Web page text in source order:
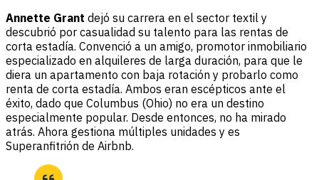
Annette Grant dejó su carrera en el sector textil y
descubrió por casualidad su talento para las rentas de
corta estadía. Convenció a un amigo, promotor inmobiliario
especializado en alquileres de larga duración, para que le
diera un apartamento con baja rotación y probarlo como
renta de corta estadía. Ambos eran escépticos ante el
éxito, dado que Columbus (Ohio) no era un destino
especialmente popular. Desde entonces, no ha mirado
atrás. Ahora gestiona múltiples unidades y es
Superanfitrión de Airbnb.